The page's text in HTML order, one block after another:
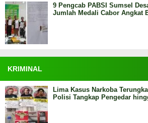
9 Pengcab PABSI Sumsel
Jumlah Medali Cabor Angkat
KRIMINAL
Lima Kasus Narkoba
Polisi Tangkap Pengedar